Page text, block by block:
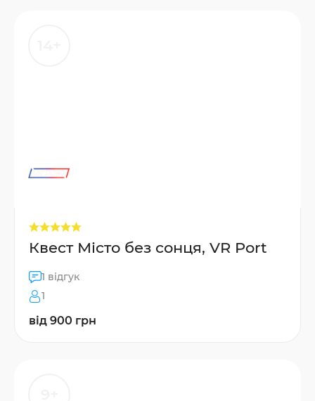
Квест Місто без сонця, VR Port
1 відгук
1
від 900 грн